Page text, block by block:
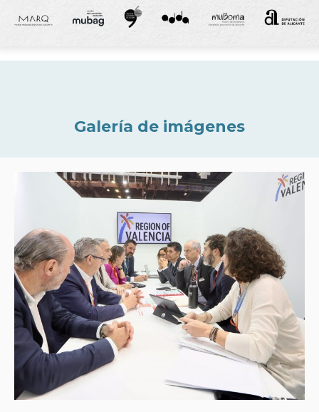
Galería de imágenes